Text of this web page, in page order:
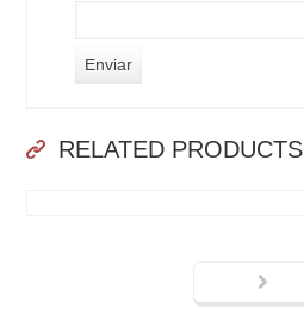
RELATED PRODUCTS